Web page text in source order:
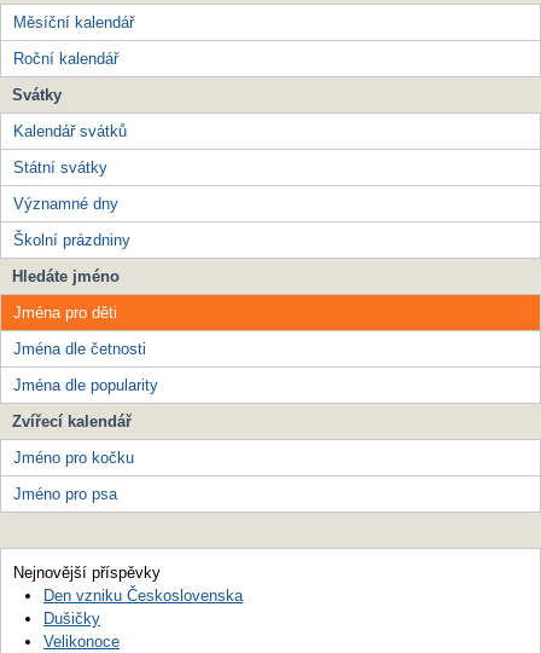
Měsíční kalendář
Roční kalendář
Svátky
Kalendář svátků
Státní svátky
Významné dny
Školní prázdniny
Hledáte jméno
Jména pro děti
Jména dle četnosti
Jména dle popularity
Zvířecí kalendář
Jméno pro kočku
Jméno pro psa
Nejnovější příspěvky
Den vzniku Československa
Dušičky
Velikonoce